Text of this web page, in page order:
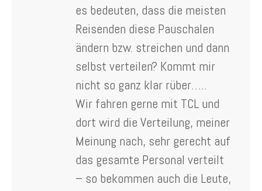
es bedeuten, dass die meisten
Reisenden diese Pauschalen
ändern bzw. streichen und dann
selbst verteilen? Kommt mir
nicht so ganz klar rüber…..
Wir fahren gerne mit TCL und
dort wird die Verteilung, meiner
Meinung nach, sehr gerecht auf
das gesamte Personal verteilt
– so bekommen auch die Leute,